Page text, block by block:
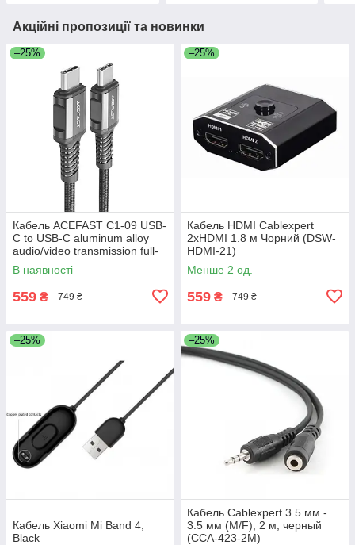
Акційні пропозиції та новинки
–25%
Кабель ACEFAST C1-09 USB-
C to USB-C aluminum alloy
audio/video transmission full-
featured data cable Black
В наявності
559 ₴ 749 ₴
–25%
Кабель HDMI Cablexpert
2xHDMI 1.8 м Чорний (DSW-
HDMI-21)
Менше 2 од.
559 ₴ 749 ₴
–25%
Кабель Xiaomi Mi Band 4,
Black
–25%
Кабель Cablexpert 3.5 мм -
3.5 мм (M/F), 2 м, черный
(CCA-423-2M)